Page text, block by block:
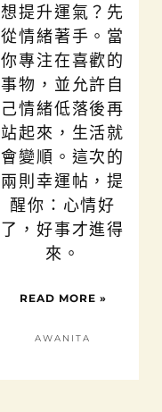
想提升運氣？先
從情緒著手。當
你專注在喜歡的
事物，並允許自
己情緒低落後再
站起來，生活就
會變順。這次的
兩則幸運帖，提
醒你：心情好
了，好事才進得
來。
READ MORE »
AWANITA